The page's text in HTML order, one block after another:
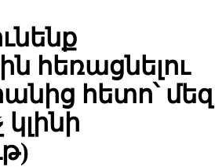
հեռացնելու
հետո՝ մեզ
կլինի